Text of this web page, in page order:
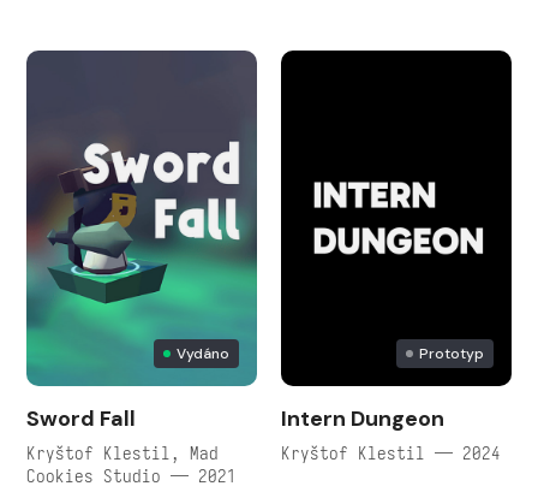
Vydáno
Sword Fall
Kryštof Klestil, Mad
Cookies Studio — 2021
Prototyp
Intern Dungeon
Kryštof Klestil — 2024